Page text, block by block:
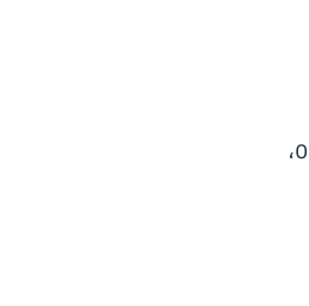
سجّل سعر تصريف 100 دولار أمريكي على الحدود السورية في 8 تموز 2024 وفقًا للبيانات المتاحة بتاريخ 2024-08-07،